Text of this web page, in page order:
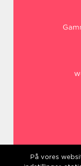
På vores